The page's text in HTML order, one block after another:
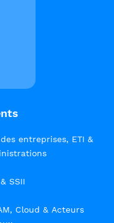
entreprises, ETI &
SSII
Cloud & Acteurs